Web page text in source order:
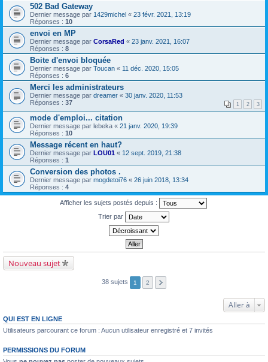
502 Bad Gateway
Dernier message par 1429michel « 23 févr. 2021, 13:19
Réponses : 10
envoi en MP
Dernier message par CorsaRed « 23 janv. 2021, 16:07
Réponses : 8
Boite d'envoi bloquée
Dernier message par Toucan « 11 déc. 2020, 15:05
Réponses : 6
Merci les administrateurs
Dernier message par dreamer « 30 janv. 2020, 11:53
Réponses : 37 1 2 3
mode d'emploi... citation
Dernier message par lebeka « 21 janv. 2020, 19:39
Réponses : 10
Message récent en haut?
Dernier message par LOU01 « 12 sept. 2019, 21:38
Réponses : 1
Conversion des photos .
Dernier message par mogdetoi76 « 26 juin 2018, 13:34
Réponses : 4
Afficher les sujets postés depuis :
Trier par
Nouveau sujet
38 sujets 1 2
Aller à
QUI EST EN LIGNE
Utilisateurs parcourant ce forum : Aucun utilisateur enregistré et 7 invités
PERMISSIONS DU FORUM